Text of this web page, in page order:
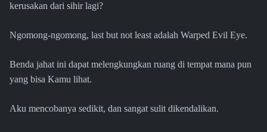
kerusakan dari sihir lagi?
Ngomong-ngomong, last but not least adalah Warped Evil Eye.
Benda jahat ini dapat melengkungkan ruang di tempat mana pun
yang bisa Kamu lihat.
Aku mencobanya sedikit, dan sangat sulit dikendalikan.